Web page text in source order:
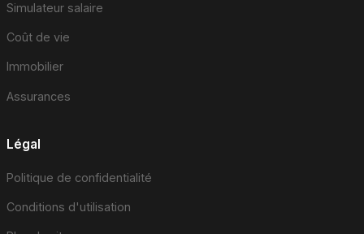
Simulateur salaire
Coût de vie
Immobilier
Assurances
Légal
Politique de confidentialité
Conditions d'utilisation